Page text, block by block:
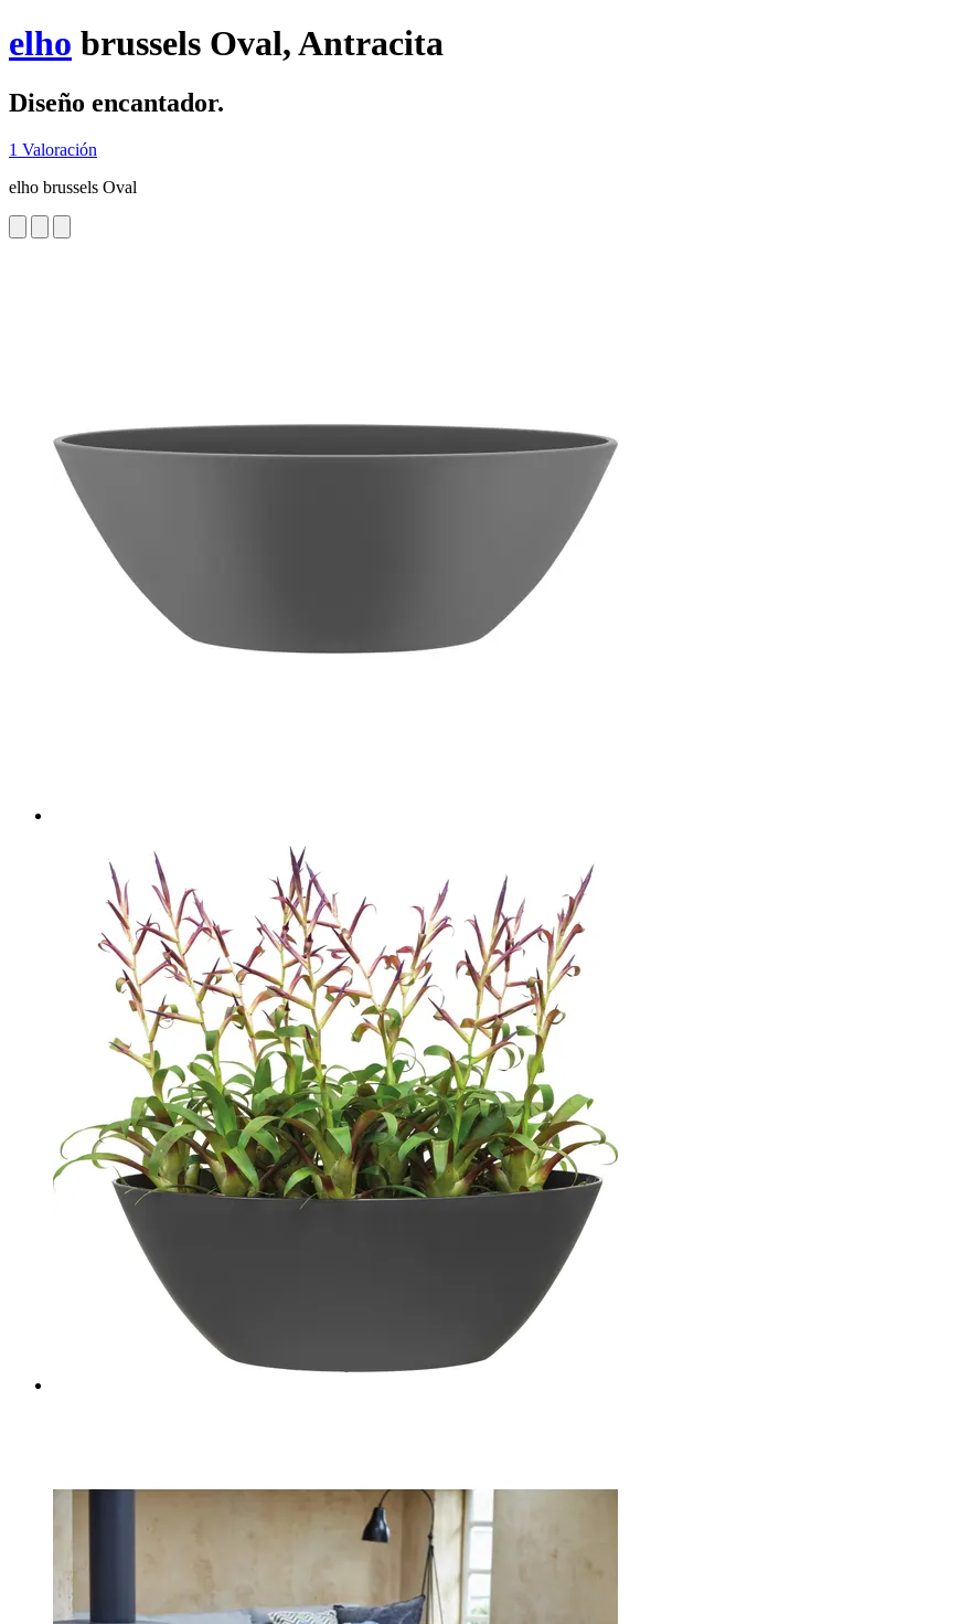
elho brussels Oval, Antracita
Diseño encantador.
1 Valoración
elho brussels Oval